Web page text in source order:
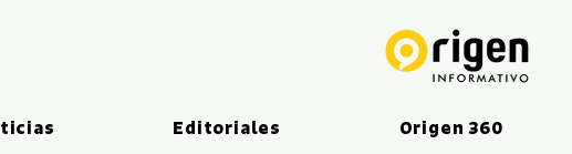
Editoriales Origen 360